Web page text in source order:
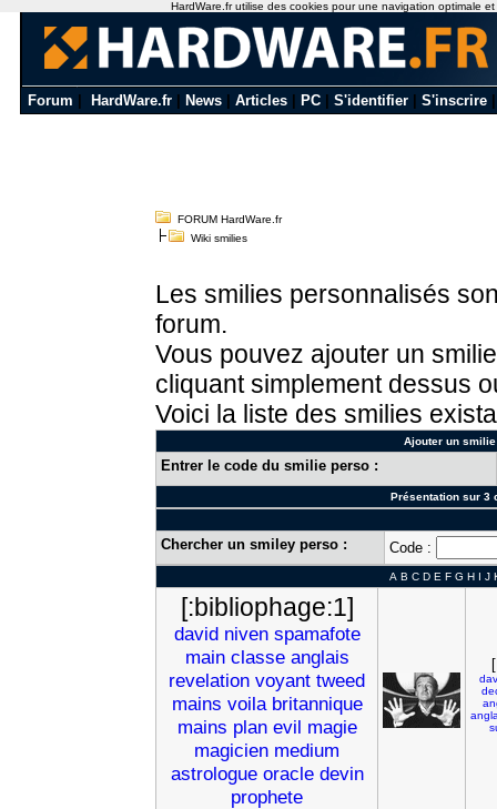
Forum HardWare.fr News Articles PC S'identifier S'inscrire
FORUM HardWare.fr
Wiki smilies
Les smilies personnalisés
forum.
Vous pouvez ajouter un
cliquant simplement dessus
Voici la liste des smilies
Ajouter un
Entrer le code du smilie perso :
Présentation sur 3
Chercher un smiley perso : Code :
A B C D E F G H I J
[:bibliophage:1]
david niven spamafote
main classe anglais
revelation voyant tweed
mains voila britannique
mains plan evil magie
magicien medium
astrologue oracle devin
prophete
HardWare.fr utilise des cookies pour une navigation optimale